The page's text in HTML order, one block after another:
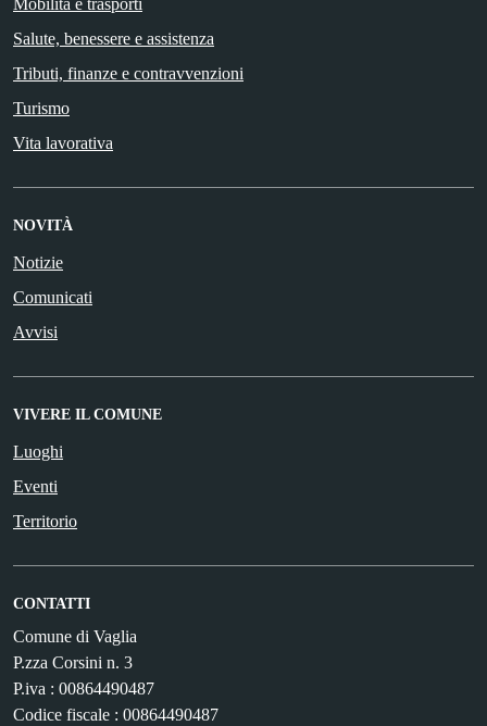
Mobilità e trasporti
Salute, benessere e assistenza
Tributi, finanze e contravvenzioni
Turismo
Vita lavorativa
NOVITÀ
Notizie
Comunicati
Avvisi
VIVERE IL COMUNE
Luoghi
Eventi
Territorio
CONTATTI
Comune di Vaglia
P.zza Corsini n. 3
P.iva : 00864490487
Codice fiscale : 00864490487